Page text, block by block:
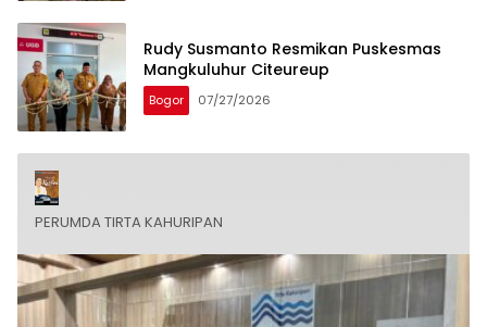
Rudy Susmanto Resmikan Puskesmas
Mangkuluhur Citeureup
Bogor 07/27/2026
PERUMDA TIRTA KAHURIPAN